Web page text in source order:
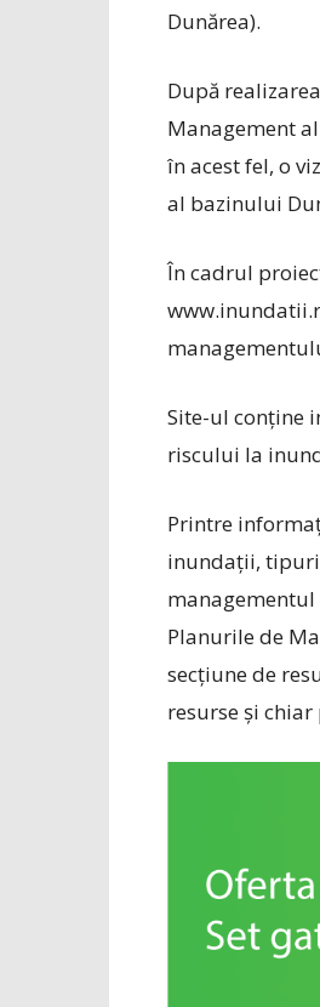
Dunărea).
După
Management
în acest fel, o
al bazinului
În cadrul
Site-ul conține
riscului la
Printre
inundații,
Planurile de
secțiune de
resurse și